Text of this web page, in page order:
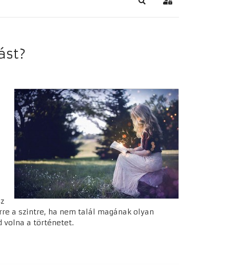
KeresésBejelentkezés
a szintre, ha nem talál magának olyan
volna a történetet.